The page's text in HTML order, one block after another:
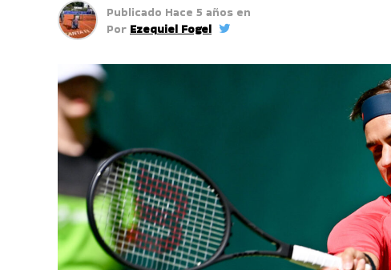
Publicado Hace 5 años en
Por Ezequiel Fogel